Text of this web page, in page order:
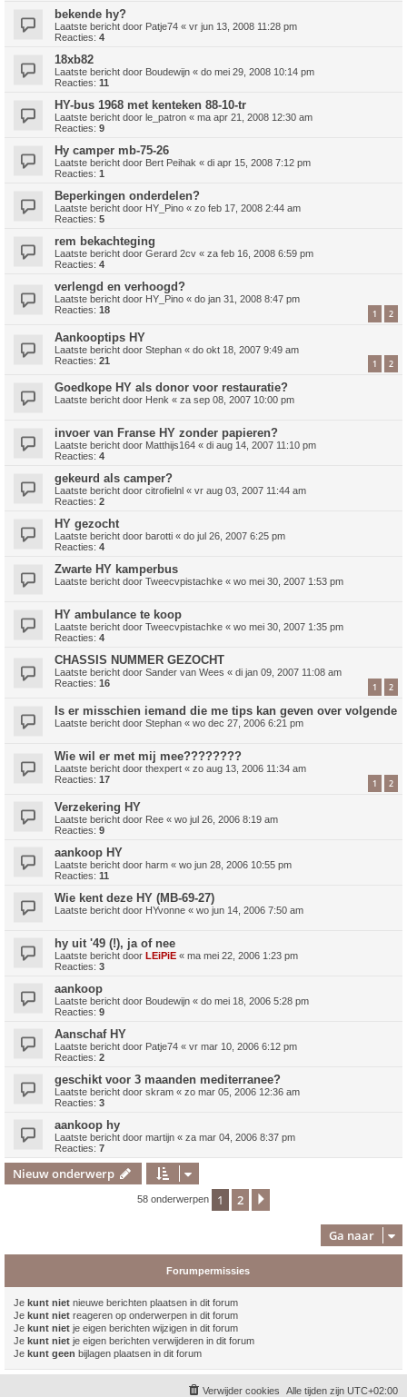
bekende hy?
Laatste bericht door Patje74 « vr jun 13, 2008 11:28 pm
Reacties: 4
18xb82
Laatste bericht door Boudewijn « do mei 29, 2008 10:14 pm
Reacties: 11
HY-bus 1968 met kenteken 88-10-tr
Laatste bericht door le_patron « ma apr 21, 2008 12:30 am
Reacties: 9
Hy camper mb-75-26
Laatste bericht door Bert Peihak « di apr 15, 2008 7:12 pm
Reacties: 1
Beperkingen onderdelen?
Laatste bericht door HY_Pino « zo feb 17, 2008 2:44 am
Reacties: 5
rem bekachteging
Laatste bericht door Gerard 2cv « za feb 16, 2008 6:59 pm
Reacties: 4
verlengd en verhoogd?
Laatste bericht door HY_Pino « do jan 31, 2008 8:47 pm
Reacties: 18 1 2
Aankooptips HY
Laatste bericht door Stephan « do okt 18, 2007 9:49 am
Reacties: 21 1 2
Goedkope HY als donor voor restauratie?
Laatste bericht door Henk « za sep 08, 2007 10:00 pm
invoer van Franse HY zonder papieren?
Laatste bericht door Matthijs164 « di aug 14, 2007 11:10 pm
Reacties: 4
gekeurd als camper?
Laatste bericht door citrofielnl « vr aug 03, 2007 11:44 am
Reacties: 2
HY gezocht
Laatste bericht door barotti « do jul 26, 2007 6:25 pm
Reacties: 4
Zwarte HY kamperbus
Laatste bericht door Tweecvpistachke « wo mei 30, 2007 1:53 pm
HY ambulance te koop
Laatste bericht door Tweecvpistachke « wo mei 30, 2007 1:35 pm
Reacties: 4
CHASSIS NUMMER GEZOCHT
Laatste bericht door Sander van Wees « di jan 09, 2007 11:08 am
Reacties: 16 1 2
Is er misschien iemand die me tips kan geven over volgende
Laatste bericht door Stephan « wo dec 27, 2006 6:21 pm
Wie wil er met mij mee????????
Laatste bericht door thexpert « zo aug 13, 2006 11:34 am
Reacties: 17 1 2
Verzekering HY
Laatste bericht door Ree « wo jul 26, 2006 8:19 am
Reacties: 9
aankoop HY
Laatste bericht door harm « wo jun 28, 2006 10:55 pm
Reacties: 11
Wie kent deze HY (MB-69-27)
Laatste bericht door HYvonne « wo jun 14, 2006 7:50 am
hy uit '49 (!), ja of nee
Laatste bericht door LEiPiE « ma mei 22, 2006 1:23 pm
Reacties: 3
aankoop
Laatste bericht door Boudewijn « do mei 18, 2006 5:28 pm
Reacties: 9
Aanschaf HY
Laatste bericht door Patje74 « vr mar 10, 2006 6:12 pm
Reacties: 2
geschikt voor 3 maanden mediterranee?
Laatste bericht door skram « zo mar 05, 2006 12:36 am
Reacties: 3
aankoop hy
Laatste bericht door martijn « za mar 04, 2006 8:37 pm
Reacties: 7
Nieuw onderwerp
58 onderwerpen 1 2
Ga naar
Forumpermissies
Je kunt niet nieuwe berichten plaatsen in dit forum
Je kunt niet reageren op onderwerpen in dit forum
Je kunt niet je eigen berichten wijzigen in dit forum
Je kunt niet je eigen berichten verwijderen in dit forum
Je kunt geen bijlagen plaatsen in dit forum
Alle tijden zijn UTC+02:00
Verwijder cookies